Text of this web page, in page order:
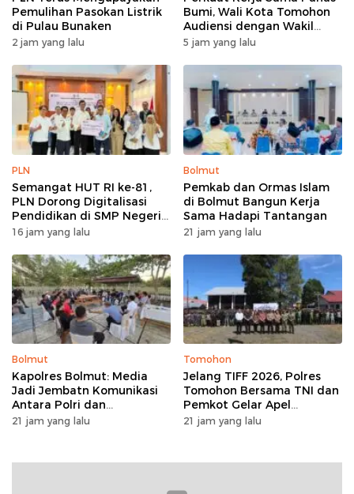
Pemulihan Pasokan Listrik
di Pulau Bunaken
2 jam yang lalu
Bumi, Wali Kota Tomohon
Audiensi dengan Wakil
Dubes Selandia Baru
5 jam yang lalu
PLN
Semangat HUT RI ke-81,
PLN Dorong Digitalisasi
Pendidikan di SMP Negeri
1 Palu Lewat Program TJSL
16 jam yang lalu
Bolmut
Pemkab dan Ormas Islam
di Bolmut Bangun Kerja
Sama Hadapi Tantangan
21 jam yang lalu
Bolmut
Kapolres Bolmut: Media
Jadi Jembatn Komunikasi
Antara Polri dan
Masyarakat
21 jam yang lalu
Tomohon
Jelang TIFF 2026, Polres
Tomohon Bersama TNI dan
Pemkot Gelar Apel
Kesiapan Pengamanan
21 jam yang lalu